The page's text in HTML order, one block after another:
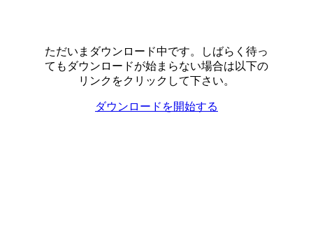
ただいまダウンロード中です。しばらく待っ
てもダウンロードが始まらない場合は以下の
リンクをクリックして下さい。
ダウンロードを開始する